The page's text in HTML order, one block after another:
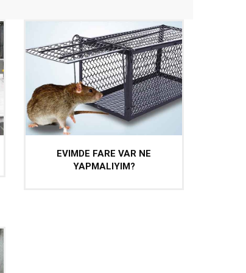
EVIMDE FARE VAR NE
YAPMALIYIM?